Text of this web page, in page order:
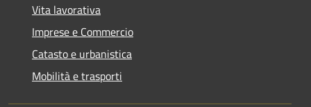
Vita lavorativa
Imprese e Commercio
Catasto e urbanistica
Mobilità e trasporti